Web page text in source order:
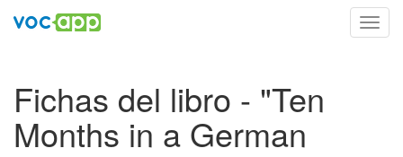
Fichas del libro - "Ten
Months in a German